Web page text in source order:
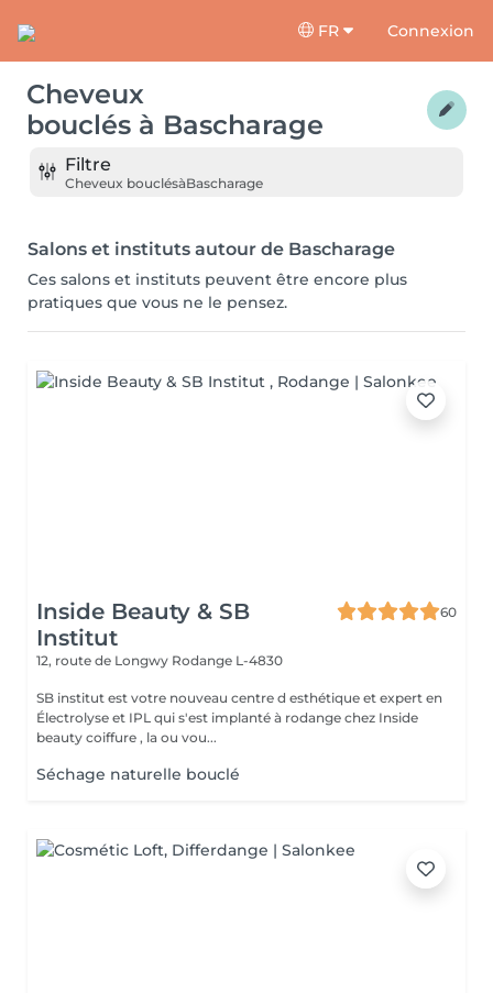
FR Connexion
Cheveux
bouclés à Bascharage
Filtre
Cheveux bouclésàBascharage
Salons et instituts autour de Bascharage
Ces salons et instituts peuvent être encore plus
pratiques que vous ne le pensez.
Inside Beauty & SB
Institut
60
12, route de Longwy Rodange L-4830
SB institut est votre nouveau centre d esthétique et expert en
Électrolyse et IPL qui s'est implanté à rodange chez Inside
beauty coiffure , la ou vou...
Séchage naturelle bouclé